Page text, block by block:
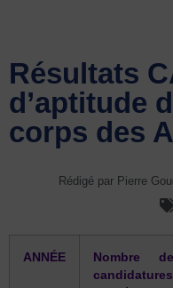
Résultats
d’aptitude
corps des
Rédigé par Pierre
ANNÉE
Nombre de
candidatures